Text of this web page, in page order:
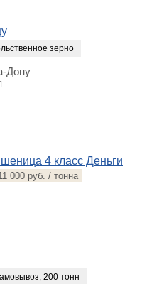
зерно
Дону
4 класс Деньги
000 руб. / тонна
; 200 тонн